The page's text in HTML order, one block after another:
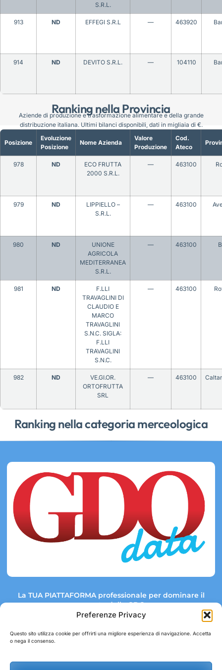
Preferenze Privacy
Questo sito utilizza cookie per offrirti una migliore esperienza di navigazione. Accetta
o nega il consenso.
Ranking nella Provincia
S.R.L.
913 ND EFFEGI S.R.L — 463920
914 ND DEVITO S.R.L. — 104110
Ranking nella categoria merceologica
Posizione
Evoluzione
Posizione
Nome Azienda
Valore
Produzione
Cod.
Ateco
978 ND
ECO FRUTTA
2000 S.R.L.
— 463100
979 ND
LIPPIELLO –
S.R.L.
— 463100
980 ND
UNIONE
AGRICOLA
MEDITERRANEA
S.R.L.
— 463100
981 ND
F.LLI
TRAVAGLINI DI
CLAUDIO E
MARCO
TRAVAGLINI
S.N.C. SIGLA:
F.LLI
TRAVAGLINI
S.N.C.
— 463100
982 ND
VE.GI.OR.
ORTOFRUTTA
SRL
— 463100
Aziende di produzione e trasformazione alimentare e della grande
distribuzione italiana. Ultimi bilanci disponibili, dati in migliaia di €.
La TUA PIATTAFORMA professionale per dominare il
mercato della GDO.
Link rapidi: